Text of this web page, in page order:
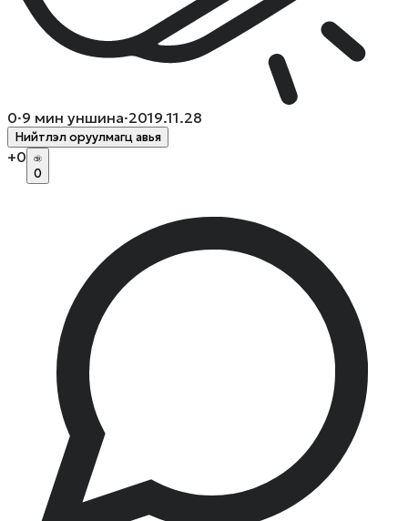
0·9 мин уншина·2019.11.28
Нийтлэл оруулмагц авья
+0
0